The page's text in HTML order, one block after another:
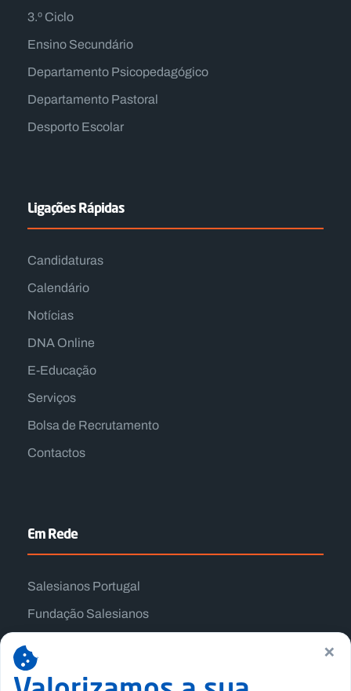
3.º Ciclo
Ensino Secundário
Departamento Psicopedagógico
Departamento Pastoral
Desporto Escolar
Ligações Rápidas
Candidaturas
Calendário
Notícias
DNA Online
E-Educação
Serviços
Bolsa de Recrutamento
Contactos
Em Rede
Salesianos Portugal
Fundação Salesianos
Família Salesiana
×